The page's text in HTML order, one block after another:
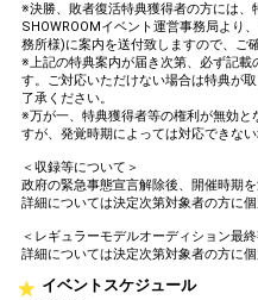
※決勝、敗者復活特典獲得者の方には
SHOWROOMイベント運営事務局より
務所様)に案内を送付致しますので、ご
※上記の特典案内が届き次第、必ず記
す。ご対応いただけない場合は特典が
了承ください。
※万が一、特典獲得者等の権利が無効
すが、発覚時期によっては対応できない
＜収録等について＞
政府の緊急事態宣言解除後、開催時期を
詳細については決定次第対象者の方に個
＜レギュラーモデルオーディション最
詳細については決定次第対象者の方に個
イベントスケジュール